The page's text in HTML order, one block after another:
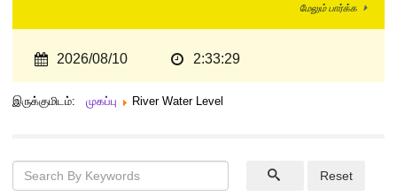
மேலும் பார்க்க
2026/08/10 2:33:29
இருக்குமிடம்: முகப்பு River Water Level
Reset